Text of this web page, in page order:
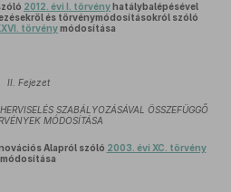
2012. évi I. törvényhatálybalépésével
és törvénymódosításokról szóló
törvénymódosítása
II. Fejezet
SZABÁLYOZÁSÁVAL ÖSSZEFÜGGŐ
MÓDOSÍTÁSA
Alapról szóló 2003. évi XC. törvény
módosítása